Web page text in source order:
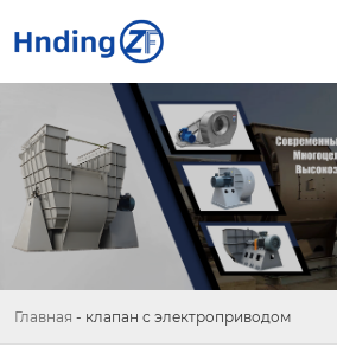
Главная - клапан с электроприводом